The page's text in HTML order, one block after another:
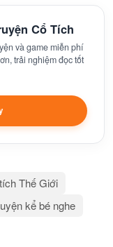
Cổ Tích
và game miễn phí
trải nghiệm đọc tốt
Thế Giới
kể bé nghe